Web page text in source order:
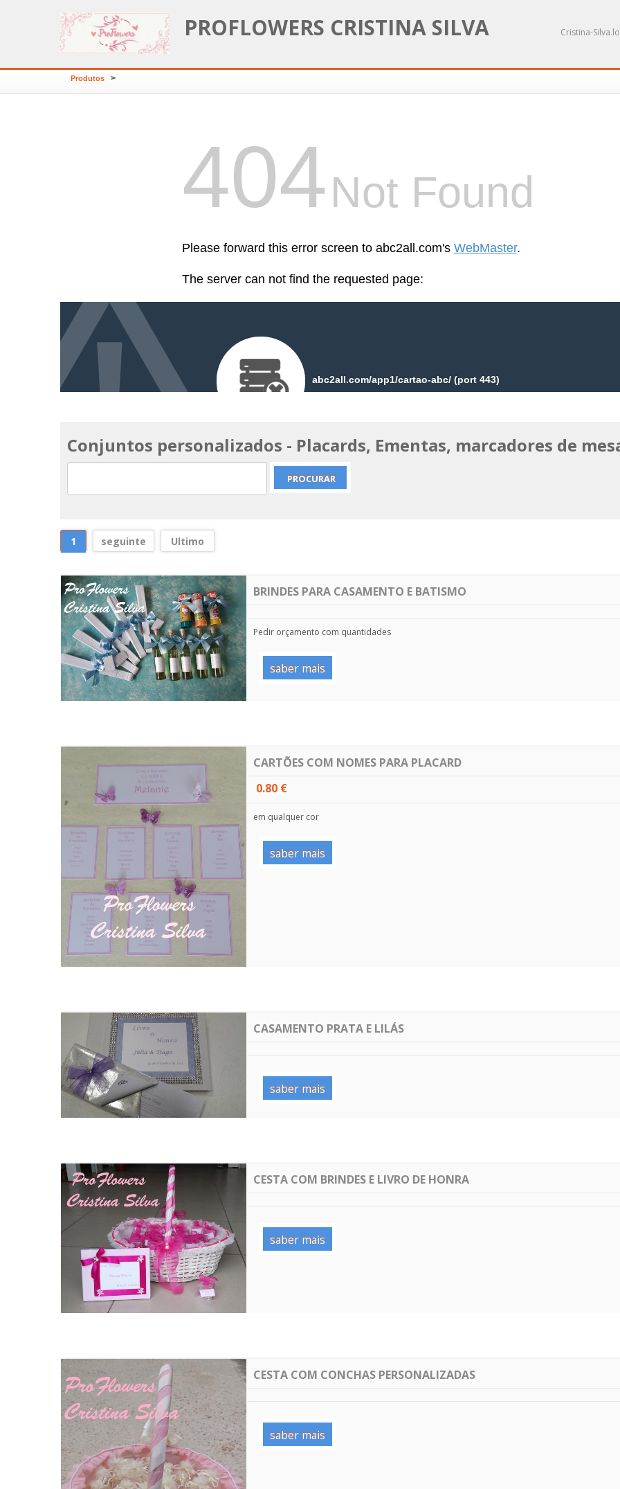
PROFLOWERS CRISTINA SILVA Cristina-
Produtos >
Conjuntos personalizados - Placards, Ementas, marcadores de
1 seguinte Ultimo
BRINDES PARA CASAMENTO E BATISMO
Pedir orçamento com quantidades
saber mais
CARTÕES COM NOMES PARA PLACARD
0.80 €
em qualquer cor
saber mais
CASAMENTO PRATA E LILÁS
saber mais
CESTA COM BRINDES E LIVRO DE HONRA
saber mais
CESTA COM CONCHAS PERSONALIZADAS
saber mais